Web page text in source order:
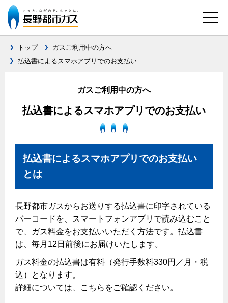
料金表
ご請求とお支払いについて
クレジットカードによるお支払い
払込書による窓口でのお支払い
払込書によるスマホアプリでのお支払い
原料費調整制度について
トップ
ガスご利用中の方へ
払込書によるスマホアプリでのお支払い
ガスご利用中の方へ
払込書によるスマホアプリでのお支払い
払込書によるスマホアプリでのお支払い
とは
長野都市ガスからお送りする払込書に印字されている
バーコードを、スマートフォンアプリで読み込むこと
で、ガス料金をお支払いいただく方法です。払込書
は、毎月12日前後にお届けいたします。
ガス料金の払込書は有料（発行手数料330円／月・税
込）となります。
詳細については、
こちら をご確認ください。